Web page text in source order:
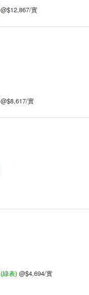
@$12,867/實
@$8,617/實
(綠表) @$4,694/實